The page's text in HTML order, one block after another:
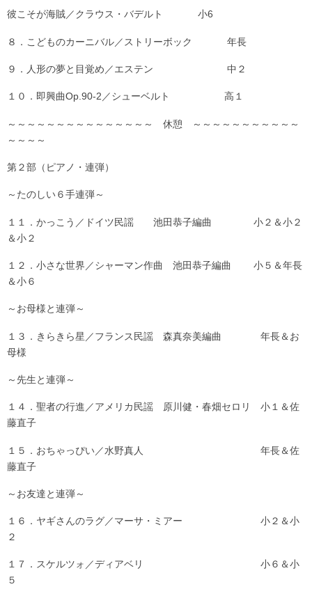
彼こそが海賊／クラウス・バデルト 小6
８．こどものカーニバル／ストリーボック 年長
９．人形の夢と目覚め／エステン 中２
１０．即興曲Op.90-2／シューベルト 高１
～～～～～～～～～～～～～～～ 休憩 ～～～～～～～～～～～
～～～～
第２部（ピアノ・連弾）
～たのしい６手連弾～
１１．かっこう／ドイツ民謡 池田恭子編曲 小２＆小２
＆小２
１２．小さな世界／シャーマン作曲 池田恭子編曲 小５＆年長
＆小６
～お母様と連弾～
１３．きらきら星／フランス民謡 森真奈美編曲 年長＆お
母様
～先生と連弾～
１４．聖者の行進／アメリカ民謡 原川健・春畑セロリ 小１＆佐
藤直子
１５．おちゃっぴい／水野真人 年長＆佐
藤直子
～お友達と連弾～
１６．ヤギさんのラグ／マーサ・ミアー 小２＆小
２
１７．スケルツォ／ディアベリ 小６＆小
５